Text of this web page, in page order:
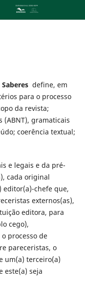
define, em
para o processo
da revista;
(ABNT), gramaticais
coerência textual;
e legais e da pré-
cada original
editor(a)-chefe que,
externos(as),
editora, para
cego),
processo de
pareceristas, o
um(a) terceiro(a)
este(a) seja